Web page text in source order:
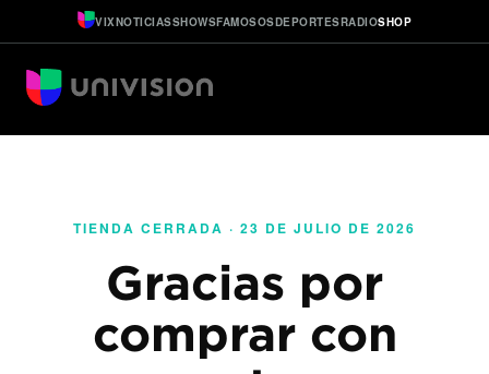
VIXNOTICIASSHOWSFAMOSOSDEPORTESRADIOSHOP
TIENDA CERRADA · 23 DE JULIO DE 2026
Gracias por
comprar con